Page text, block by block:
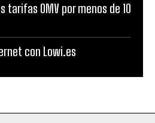
tarifas OMV por menos de 10
con Lowi.es